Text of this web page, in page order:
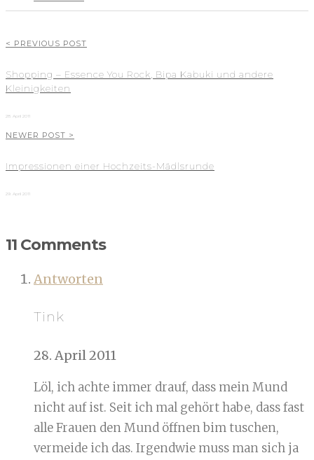
< PREVIOUS POST
Shopping – Essence You Rock, Bipa Kabuki und andere
Kleinigkeiten
28. April 2011
NEWER POST >
Impressionen einer Hochzeits-Mädlsrunde
29. April 2011
11 Comments
Antworten
Tink
28. April 2011
Löl, ich achte immer drauf, dass mein Mund
nicht auf ist. Seit ich mal gehört habe, dass fast
alle Frauen den Mund öffnen bim tuschen,
vermeide ich das. Irgendwie muss man sich ja